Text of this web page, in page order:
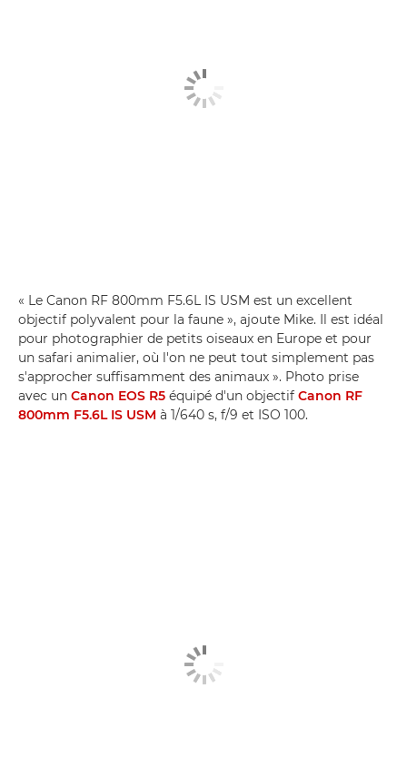
« Le Canon RF 800mm F5.6L IS USM est un excellent
objectif polyvalent pour la faune », ajoute Mike. Il est idéal
pour photographier de petits oiseaux en Europe et pour
un safari animalier, où l'on ne peut tout simplement pas
s'approcher suffisamment des animaux ». Photo prise
avec un Canon EOS R5 équipé d'un objectif Canon RF
800mm F5.6L IS USM à 1/640 s, f/9 et ISO 100.